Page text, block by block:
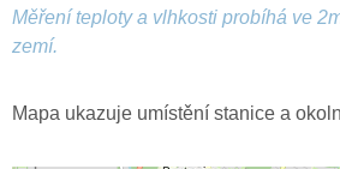
Měření teploty a vlhkosti probíhá ve
zemí.
Mapa ukazuje umístění stanice a